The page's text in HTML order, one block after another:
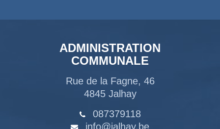
ADMINISTRATION
COMMUNALE
Rue de la Fagne, 46
4845 Jalhay
087379118
info@jalhay.be